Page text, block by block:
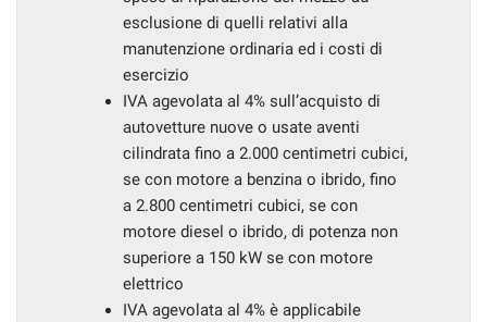
esclusione di quelli relativi alla
manutenzione ordinaria ed i costi di
esercizio
IVA agevolata al 4% sull’acquisto di
autovetture nuove o usate aventi
cilindrata fino a 2.000 centimetri cubici,
se con motore a benzina o ibrido, fino
a 2.800 centimetri cubici, se con
motore diesel o ibrido, di potenza non
superiore a 150 kW se con motore
elettrico
IVA agevolata al 4% è applicabile